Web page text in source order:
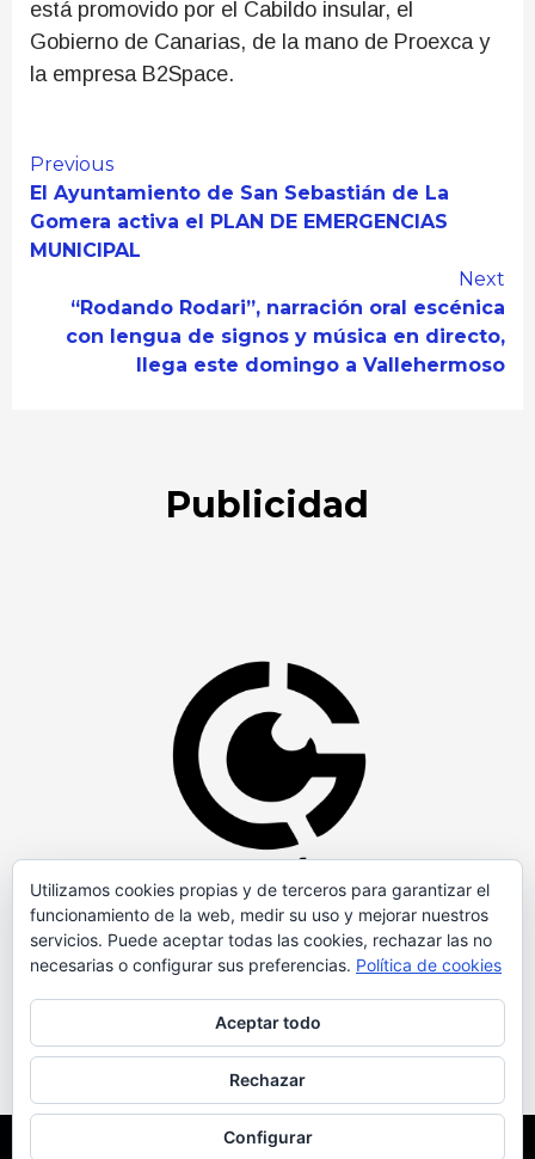
está promovido por el Cabildo insular, el
Gobierno de Canarias, de la mano de Proexca y
la empresa B2Space.
Continue
Reading
Previous
El Ayuntamiento de San Sebastián de La
Gomera activa el PLAN DE EMERGENCIAS
MUNICIPAL
Next
“Rodando Rodari”, narración oral escénica
con lengua de signos y música en directo,
llega este domingo a Vallehermoso
Publicidad
Copyright © Todos los derechos reservados.
Utilizamos cookies propias y de terceros para garantizar el
funcionamiento de la web, medir su uso y mejorar nuestros
servicios. Puede aceptar todas las cookies, rechazar las no
necesarias o configurar sus preferencias. Política de cookies
Aceptar todo
Rechazar
Configurar